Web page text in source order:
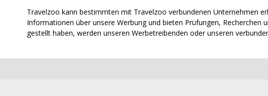
Travelzoo kann bestimmten mit Travelzoo verbundenen Unternehmen
Informationen über unsere Werbung und bieten Prüfungen,
gestellt haben, werden unseren Werbetreibenden oder unseren